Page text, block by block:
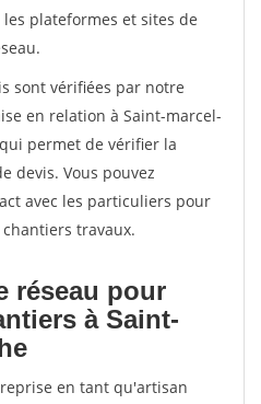
plateformes et sites de
sont vérifiées par notre
en relation à Saint-marcel-
permet de vérifier la
devis. Vous pouvez
avec les particuliers pour
travaux.
réseau pour
à Saint-
en tant qu'artisan